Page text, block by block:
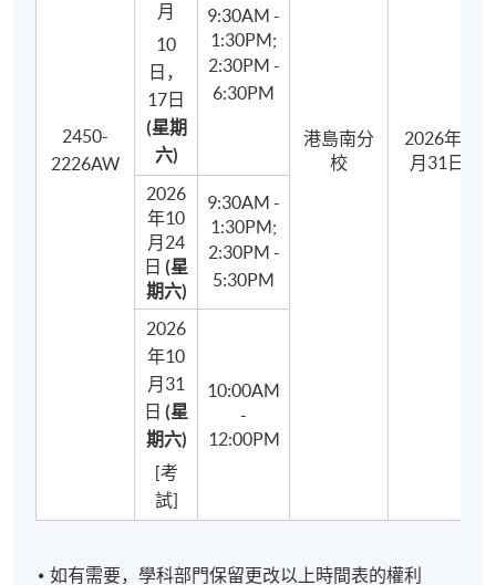
法式撻、朱古力甘納許及朱古力法式撻製作的示範及
忌廉打發方法與裱花技巧的示範及實踐
蛋奶醬、巴伐利亞忌廉和慕斯製作的示範及製作
蛋糕1 - 分蛋法製作、擺盤和裝飾的示範及實踐
蛋糕2 - 全蛋法製作、擺盤和裝飾的示範及實踐
泡芙示範及製作
擺盤和裝飾的示範及實踐
2450-
2226AW
港島南分
校
2026年8
月31日
月
10
日，
17日
(星期
六)
9:30AM -
1:30PM;
2:30PM -
6:30PM
2026
年10
月24
日(星
期六)
9:30AM -
1:30PM;
2:30PM -
5:30PM
2026
年10
月31
日(星
期六)
[考
試]
10:00AM
-
12:00PM
如有需要，學科部門保留更改以上時間表的權利